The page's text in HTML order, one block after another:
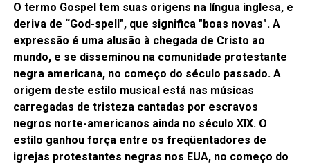
O termo Gospel tem suas origens na língua inglesa, e
deriva de “God-spell", que significa "boas novas". A
expressão é uma alusão à chegada de Cristo ao
mundo, e se disseminou na comunidade protestante
negra americana, no começo do século passado. A
origem deste estilo musical está nas músicas
carregadas de tristeza cantadas por escravos
negros norte-americanos ainda no século XIX. O
estilo ganhou força entre os freqüentadores de
igrejas protestantes negras nos EUA, no começo do